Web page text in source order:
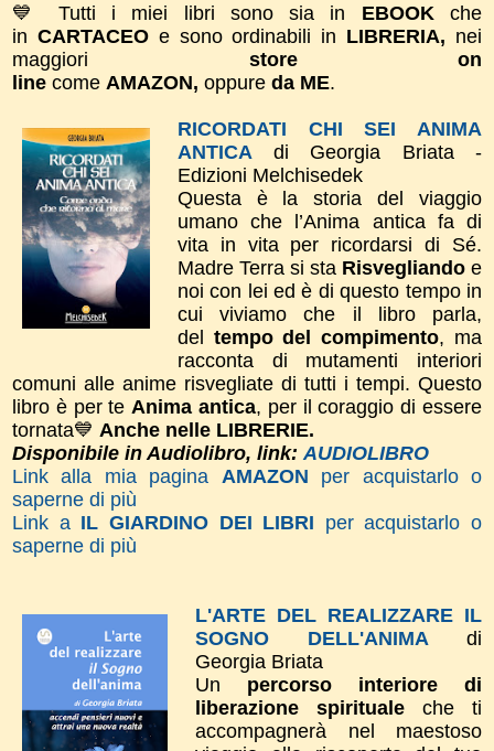
💙 Tutti i miei libri sono sia in EBOOKche
in CARTACEO e sono ordinabili in LIBRERIA, nei
maggiori store on
line come AMAZON, oppure da ME.
RICORDATI CHI SEI ANIMA
ANTICA
di Georgia Briata -
Edizioni Melchisedek
Questa è la storia del viaggio
umano che l’Anima antica fa di
vita in vita per ricordarsi di Sé.
Madre Terra si sta Risvegliandoe
noi con lei ed è di questo tempo in
cui viviamo che il libro parla,
del tempo del compimento, ma
racconta di mutamenti interiori
comuni alle anime risvegliate di tutti i tempi. Questo
libro è per te Anima antica, per il coraggio di essere
tornata💙 Anche nelle LIBRERIE.
Disponibile in Audiolibro, link: AUDIOLIBRO
Link alla mia pagina AMAZON per acquistarlo o
saperne di più
Link a IL GIARDINO DEI LIBRI per acquistarlo o
saperne di più
L'ARTE DEL REALIZZARE IL
SOGNO DELL'ANIMA
di
Georgia Briata
Un percorso interiore di
liberazione spirituale che ti
accompagnerà nel maestoso